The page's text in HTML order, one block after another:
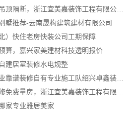
嵊州家庭装修吊顶隔断，浙江宜美嘉装饰工程有限公司专业施工
墅推荐-云南晟构建筑建材有限公司
）快住老房快装公司工期保障
算，嘉兴家美建材科技透明报价
建居室装修水电规整
绍兴柯桥区专业靠谱装修自有专业施工队绍兴卓鑫装饰材料有限公司
家专业雅居美家